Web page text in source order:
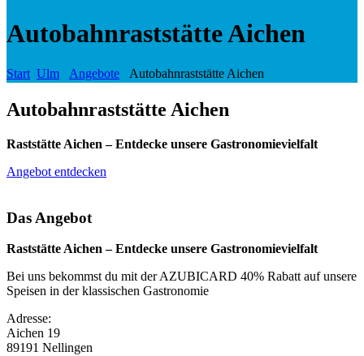
Autobahnraststätte Aichen
Start Ulm Angebote Autobahnraststätte Aichen
Autobahnraststätte Aichen
Raststätte Aichen – Entdecke unsere Gastronomievielfalt
Angebot entdecken
Das Angebot
Raststätte Aichen – Entdecke unsere Gastronomievielfalt
Bei uns bekommst du mit der AZUBICARD 40% Rabatt auf unsere
Speisen in der klassischen Gastronomie
Adresse:
Aichen 19
89191 Nellingen